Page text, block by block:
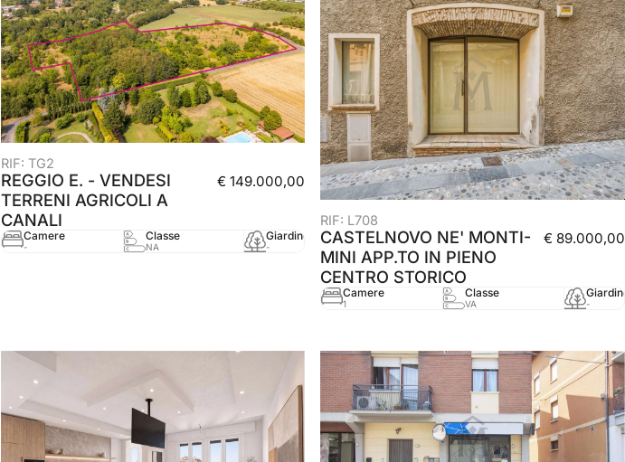
RIF: TG2
REGGIO E. - VENDESI
TERRENI AGRICOLI A
CANALI
€ 149.000,00
Camere
-
Classe
NA
Giardino
-
mq
37035 mq
Anno
-
RIF: L708
CASTELNOVO NE' MONTI-
MINI APP.TO IN PIENO
CENTRO STORICO
€ 89.000,00
Camere
1
Classe
VA -